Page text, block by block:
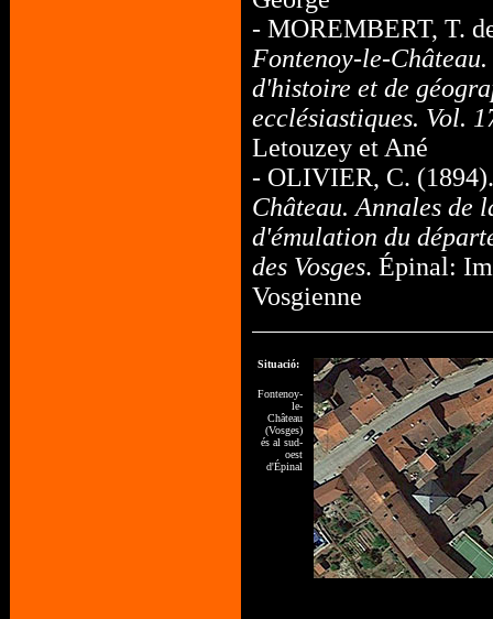
- MOREMBERT, T.
Fontenoy-le-
d'histoire et de
ecclésiastiques. Vol.
Letouzey et Ané
- OLIVIER, C.
Château. Annales de
d'émulation du
des Vosges. Épinal:
Vosgienne
Situació:
Fontenoy-
le-
Château
(Vosges)
és al sud-
oest
d'Épinal